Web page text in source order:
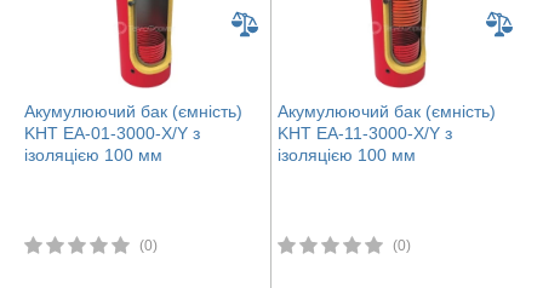
Акумулюючий бак (ємність)
KHT ЕА-01-3000-X/Y з
ізоляцією 100 мм
(0)
Акумулюючий бак (ємність)
KHT ЕА-11-3000-X/Y з
ізоляцією 100 мм
(0)